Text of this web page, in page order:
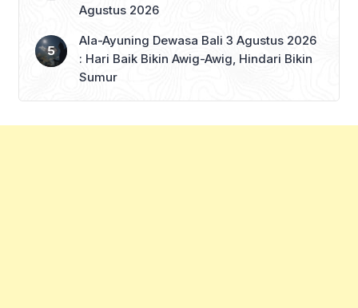
Agustus 2026
Ala-Ayuning Dewasa Bali 3 Agustus 2026
: Hari Baik Bikin Awig-Awig, Hindari Bikin
Sumur